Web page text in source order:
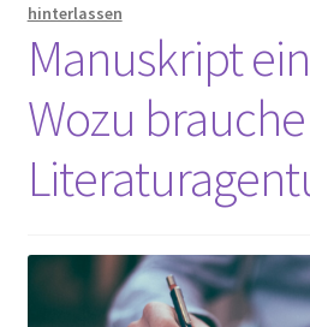
hinterlassen
Manuskript
Wozu